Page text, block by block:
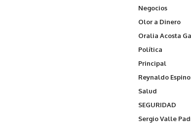
Negocios
Olor a Dinero
Oralia Acosta
Política
Principal
Reynaldo
Salud
SEGURIDAD
Sergio Valle